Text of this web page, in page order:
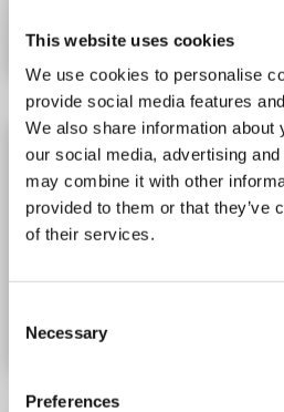
This website uses cookies
We use cookies to personalise
provide social media features
We also share information about
our social media, advertising
may combine it with other
provided to them or that they’ve
of their services.
Selection
Necessary
Preferences
Fiche technique
Phospholamban Protein
PLN Origine: Souris
Hôte:
Recombinant
SDS, WB
N° du produit ABIN6382043